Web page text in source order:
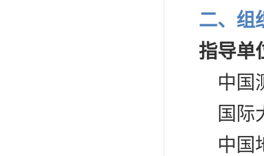
二、组
指导单
中国
国际
中国